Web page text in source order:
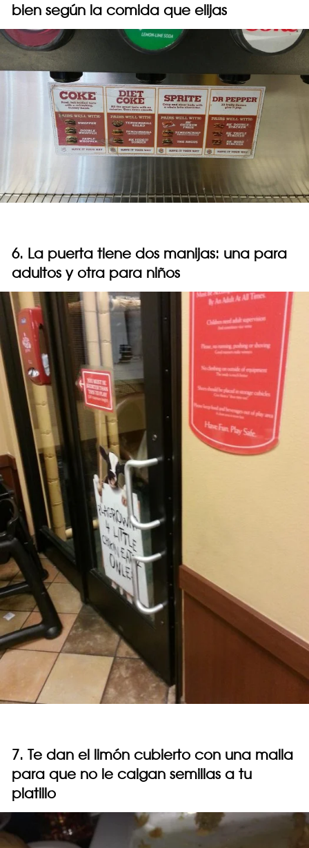
bien según la comida que elijas
6. La puerta tiene dos manijas: una para
adultos y otra para niños
7. Te dan el limón cubierto con una malla
para que no le caigan semillas a tu
platillo